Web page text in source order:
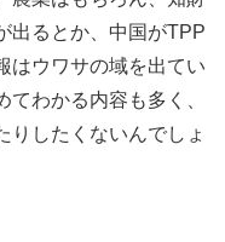
出るとか、中国がTPP
はウワサの域を出てい
わかる内容も多く、
りしたくないんでしょ